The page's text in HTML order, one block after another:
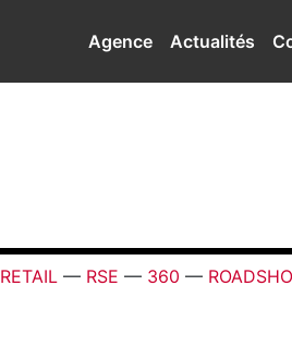
Agence Actualités
RETAIL — RSE — 360 —